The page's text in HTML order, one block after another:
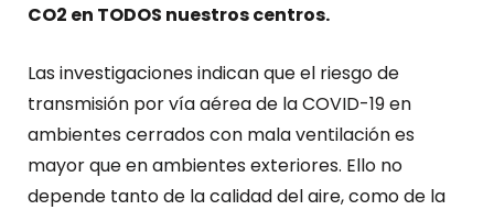
CO2 en TODOS nuestros centros.
Las investigaciones indican que el riesgo de
transmisión por vía aérea de la COVID-19 en
ambientes cerrados con mala ventilación es
mayor que en ambientes exteriores. Ello no
depende tanto de la calidad del aire, como de la